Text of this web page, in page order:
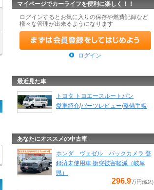
マイページでカーライフを便利に楽しく！！
ログインするとお気に入りの保存や燃費記録など
様々な管理が出来るようになります
ログイン
最近見た車
トヨタ トヨエースルートバン
愛車紹介/パーツレビュー/整備手帳
あなたにオススメの中古車
ホンダ ヴェゼル バックカメラ 登
録済未使用車 衝突被害軽減（岐阜
県）
296.9万円 (税込)